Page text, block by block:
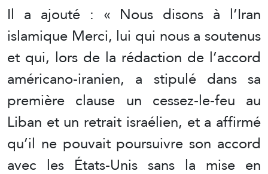
Il a ajouté : « Nous disons à l’Iran
islamique Merci, lui qui nous a soutenus
et qui, lors de la rédaction de l’accord
américano-iranien, a stipulé dans sa
première clause un cessez-le-feu au
Liban et un retrait israélien, et a affirmé
qu’il ne pouvait poursuivre son accord
avec les États-Unis sans la mise en